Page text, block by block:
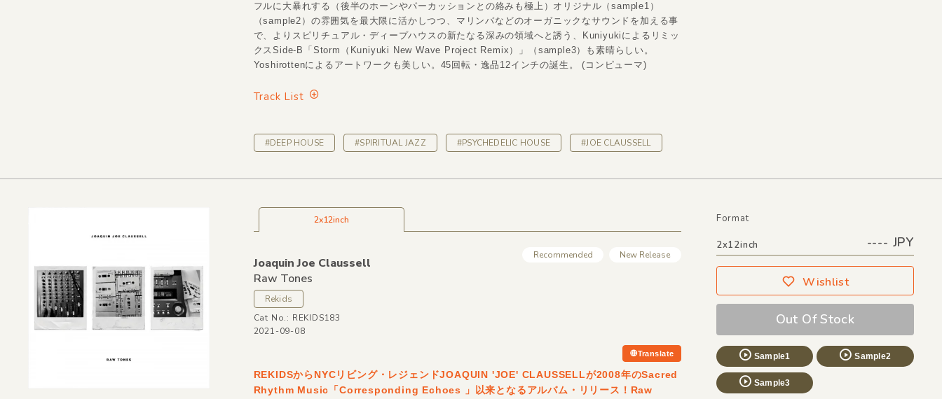
フルに大暴れする（後半のホーンやパーカッションとの絡みも極上）オリジナル（sample1）
（sample2）の雰囲気を最大限に活かしつつ、マリンバなどのオーガニックなサウンドを加える事
で、よりスピリチュアル・ディープハウスの新たなる深みの領域へと誘う、Kuniyukiによるリミッ
クスSide-B「Storm（Kuniyuki New Wave Project Remix）」（sample3）も素晴らしい。
Yoshirottenによるアートワークも美しい。45回転・逸品12インチの誕生。 (コンピューマ)
Track List
#DEEP HOUSE #SPIRITUAL JAZZ #PSYCHEDELIC HOUSE #JOE CLAUSSELL
2x12inch
Recommended New Release
Joaquin Joe Claussell
Raw Tones
Rekids
Cat No.: REKIDS183
2021-09-08
Translate
Format
2x12inch ---- JPY
Wishlist
Out Of Stock
Sample1 Sample2
Sample3
REKIDSからNYCリビング・レジェンドJOAQUIN 'JOE' CLAUSSELLが2008年のSacred
Rhythm Music「Corresponding Echoes 」以来となるアルバム・リリース！Raw